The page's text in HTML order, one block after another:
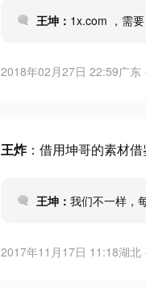
王坤： 1x.com ，需
2018年02月27日 22:59广东
王炸：借用坤哥的素材
王坤：我们不一样，
2017年11月17日 11:18湖北